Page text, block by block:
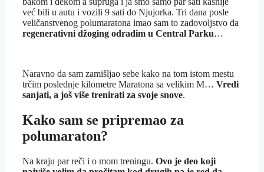
već bili u autu i vozili 9 sati do Njujorka. Tri dana posle
veličanstvenog polumaratona imao sam to zadovoljstvo da
regenerativni džoging odradim u Central Parku…
Naravno da sam zamišljao sebe kako na tom istom mestu
trčim poslednje kilometre Maratona sa velikim M… Vredi
sanjati, a još više trenirati za svoje snove.
Kako sam se pripremao za
polumaraton?
Na kraju par reči i o mom treningu. Ovo je deo koji